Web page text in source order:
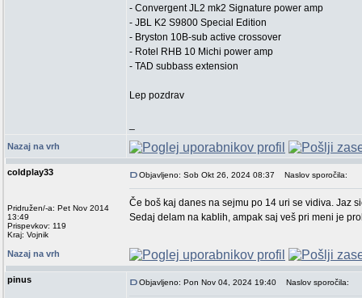
- Convergent JL2 mk2 Signature power amp
- JBL K2 S9800 Special Edition
- Bryston 10B-sub active crossover
- Rotel RHB 10 Michi power amp
- TAD subbass extension
Lep pozdrav
Nazaj na vrh
coldplay33
Pridružen/-a: Pet Nov 2014
13:49
Prispevkov: 119
Kraj: Vojnik
Objavljeno: Sob Okt 26, 2024 08:37 Naslov sporočila:
Če boš kaj danes na sejmu po 14 uri se vidiva. Jaz
Sedaj delam na kablih, ampak saj veš pri meni je
Nazaj na vrh
pinus Objavljeno: Pon Nov 04, 2024 19:40 Naslov sporočila: